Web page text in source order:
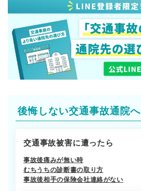
後悔しない交通事故通院へ
交通事故被害に遭ったら
事故後痛みが無い時
むちうちの診断書の取り方
事故後相手の保険会社連絡がない